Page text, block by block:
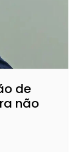
de
não